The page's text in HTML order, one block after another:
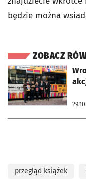
będzie można
ZOBACZ
otworzy się w nowej karcie
przegląd książek